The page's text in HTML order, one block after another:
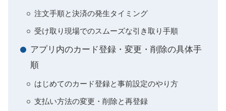
注文手順と決済の発生タイミング
受け取り現場でのスムーズな引き取り手順
アプリ内のカード登録・変更・削除の具体手
順
はじめてのカード登録と事前設定のやり方
支払い方法の変更・削除と再登録